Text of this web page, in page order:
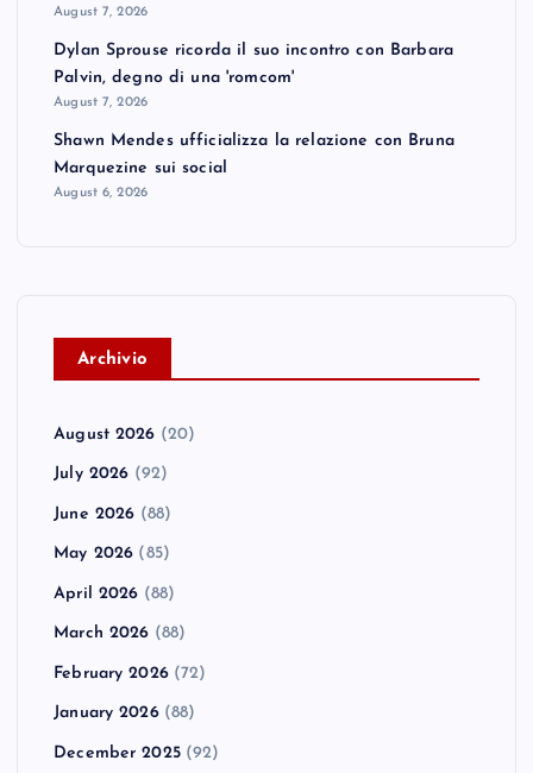
August 7, 2026
Dylan Sprouse ricorda il suo incontro con Barbara
Palvin, degno di una 'romcom'
August 7, 2026
Shawn Mendes ufficializza la relazione con Bruna
Marquezine sui social
August 6, 2026
Archivio
August 2026 (20)
July 2026 (92)
June 2026 (88)
May 2026 (85)
April 2026 (88)
March 2026 (88)
February 2026(72)
January 2026(88)
December 2025(92)